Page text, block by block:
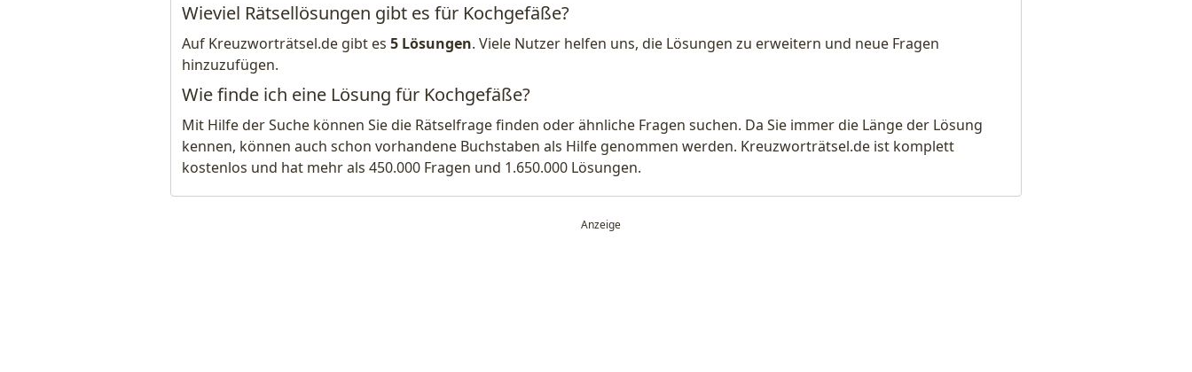
Wieviel Rätsellösungen gibt es für Kochgefäße?
Auf Kreuzworträtsel.de gibt es 5 Lösungen. Viele Nutzer helfen uns, die Lösungen zu erweitern und neue Fragen
hinzuzufügen.
Wie finde ich eine Lösung für Kochgefäße?
Mit Hilfe der Suche können Sie die Rätselfrage finden oder ähnliche Fragen suchen. Da Sie immer die Länge der Lösung
kennen, können auch schon vorhandene Buchstaben als Hilfe genommen werden. Kreuzworträtsel.de ist komplett
kostenlos und hat mehr als 450.000 Fragen und 1.650.000 Lösungen.